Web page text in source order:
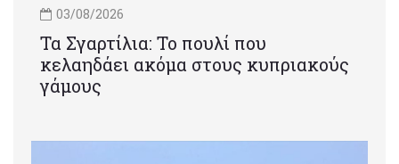
03/08/2026
Τα Σγαρτίλια: Το πουλί που
κελαηδάει ακόμα στους κυπριακούς
γάμους